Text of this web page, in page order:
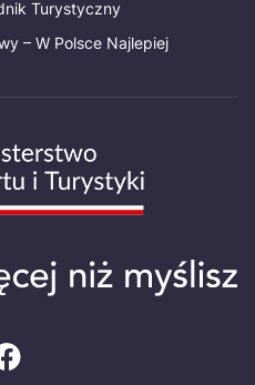
Turystyczny
– W Polsce Najlepiej